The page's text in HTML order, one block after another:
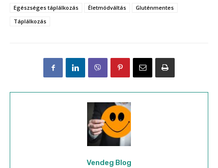
Egészséges táplálkozás
Életmódváltás
Gluténmentes
Táplálkozás
Vendeg Blog